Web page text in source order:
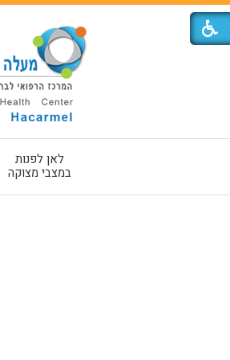
לאן לפנות
במצבי מצוקה